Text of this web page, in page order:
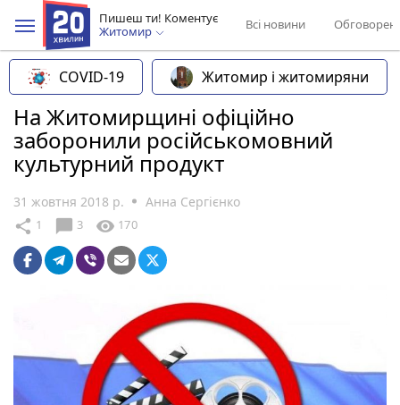
Пишеш ти! Коментує
Житомир
Всі новини
COVID-19 Житомир і житомиряни
На Житомирщині офіційно
заборонили російськомовний
культурний продукт
31 жовтня 2018 р. Анна Сергієнко
share 1 chat_bubble 3 visibility 170